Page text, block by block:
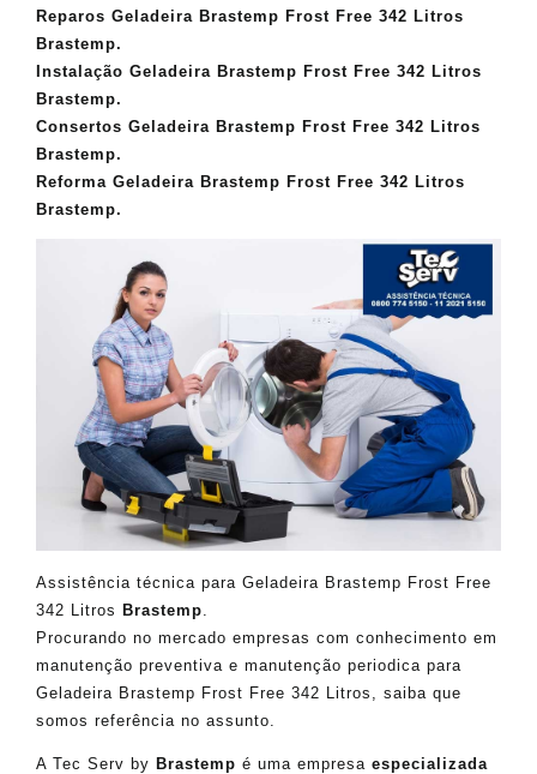
Reparos Geladeira Brastemp Frost Free 342 Litros
Brastemp.
Instalação Geladeira Brastemp Frost Free 342 Litros
Brastemp.
Consertos Geladeira Brastemp Frost Free 342 Litros
Brastemp.
Reforma Geladeira Brastemp Frost Free 342 Litros
Brastemp.
Assistência técnica para Geladeira Brastemp Frost Free
342 Litros Brastemp
Procurando no mercado empresas com conhecimento em
manutenção preventiva e manutenção periodica para
Geladeira Brastemp Frost Free 342 Litros, saiba que
somos referência no assunto.
A Tec Serv by Brastemp é uma empresa especializada